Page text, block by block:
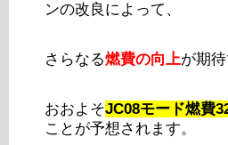
ンの改良によって、
さらなる燃費の向上が期
おおよそJC08モード燃費
ことが予想されます。